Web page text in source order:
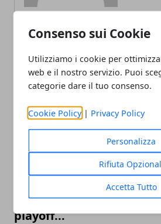
Consenso sui Cookie
Utilizziamo i cookie per
web e il nostro servizio. Puoi
categorie dare il tuo consenso.
Cookie Policy | Privacy Policy
Personalizza
Rifiuta
Accetta Tutto
ARTICOLI CORRELATI
Top 16 Eurolega 2020,
giornata: l'Efes può
playoff...